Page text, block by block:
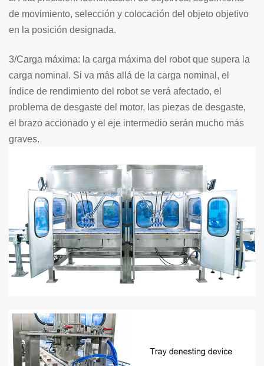
de movimiento, selección y colocación del objeto objetivo
en la posición designada.
3/Carga máxima: la carga máxima del robot que supera la
carga nominal. Si va más allá de la carga nominal, el
índice de rendimiento del robot se verá afectado, el
problema de desgaste del motor, las piezas de desgaste,
el brazo accionado y el eje intermedio serán mucho más
graves.